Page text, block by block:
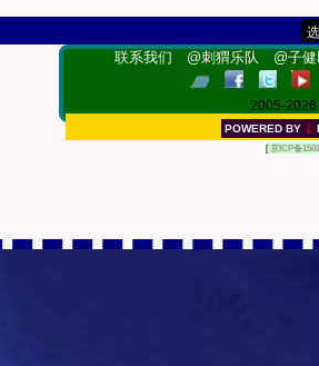
联系我们 @刺猬乐队 @子
2005-
POWERED BY ↓
[ 京ICP备1502